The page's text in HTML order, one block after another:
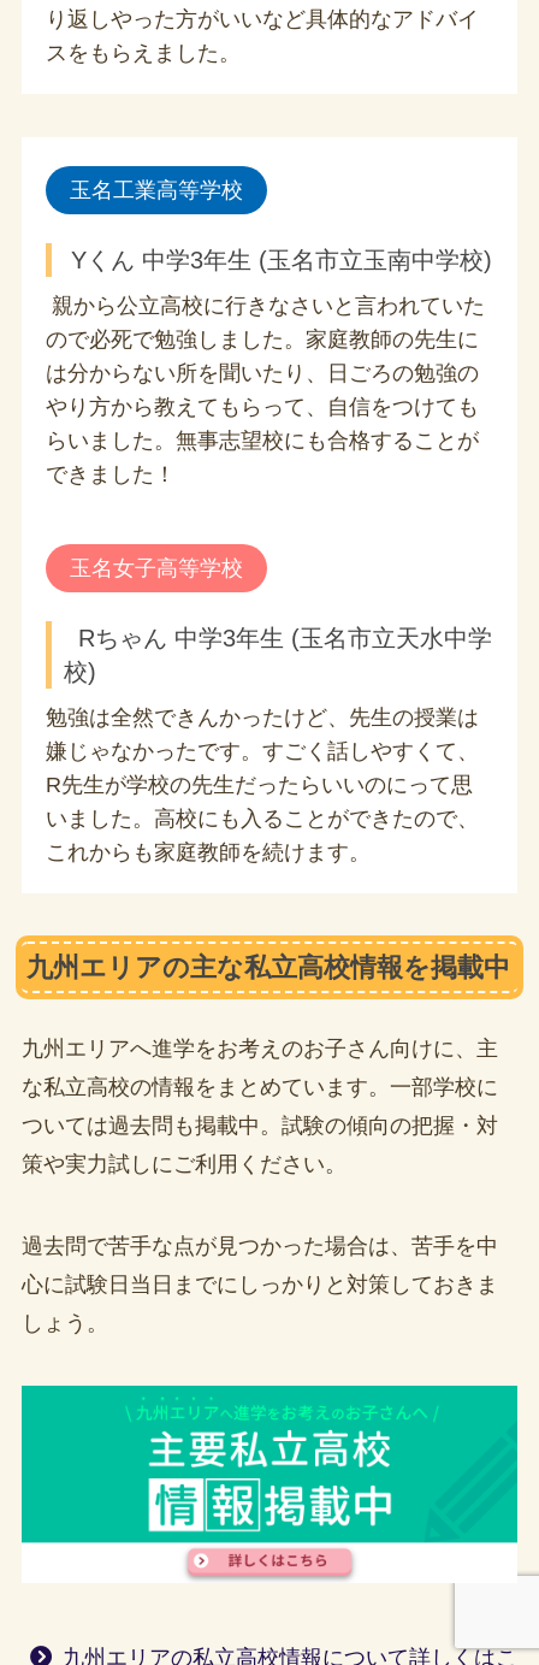
り返しやった方がいいなど具体的なアドバイ
スをもらえました。
玉名工業高等学校
Yくん 中学3年生 (玉名市立玉南中学校)
親から公立高校に行きなさいと言われていた
ので必死で勉強しました。家庭教師の先生に
は分からない所を聞いたり、日ごろの勉強の
やり方から教えてもらって、自信をつけても
らいました。無事志望校にも合格することが
できました！
玉名女子高等学校
Rちゃん 中学3年生 (玉名市立天水中学
校)
勉強は全然できんかったけど、先生の授業は
嫌じゃなかったです。すごく話しやすくて、
R先生が学校の先生だったらいいのにって思
いました。高校にも入ることができたので、
これからも家庭教師を続けます。
九州エリアの主な私立高校情報を掲載中
九州エリアへ進学をお考えのお子さん向けに、主
な私立高校の情報をまとめています。一部学校に
ついては過去問も掲載中。試験の傾向の把握・対
策や実力試しにご利用ください。
過去問で苦手な点が見つかった場合は、苦手を中
心に試験日当日までにしっかりと対策しておきま
しょう。
九州エリアの私立高校情報について詳しくはこ